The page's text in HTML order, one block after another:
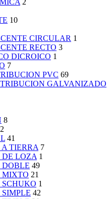
2
10
CIRCULAR 1
RECTO 3
DICROICO 1
7
PVC 69
GALVANIZADO
8
2
41
TIERRA 7
LOZA 1
DOBLE 49
MIXTO 21
1
42